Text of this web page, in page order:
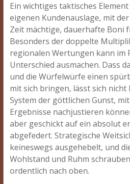
Ein wichtiges taktisches
eigenen Kundenauslage, mit
Zeit mächtige, dauerhafte Boni
Besonders der doppelte
regionalen Wertungen kann im
Unterschied ausmachen. Dass
und die Würfelwürfe einen
mit sich bringen, lässt sich nicht
System der göttlichen Gunst,
Ergebnisse nachjustieren
aber geschickt auf ein absolut
abgefedert. Strategische
keineswegs ausgehebelt, und
Wohlstand und Ruhm
ordentlich nach oben.